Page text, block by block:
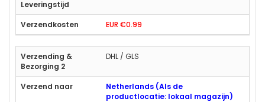
EUR €0.99
DHL / GLS
Netherlands (Als de
productlocatie: lokaal magazijn)